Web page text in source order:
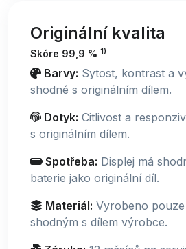
Originální kvalita
Skóre 99,9 % 1)
Barvy: Sytost, kontrast a
shodné s originálním dílem.
Dotyk: Citlivost a
s originálním dílem.
Spotřeba: Displej má
baterie jako originální díl.
Materiál: Vyrobeno
shodným s dílem výrobce.